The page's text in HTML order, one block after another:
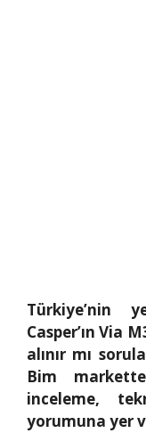
Türkiye’nin
Casper’ın Via
alınır mı
Bim
inceleme,
yorumuna yer